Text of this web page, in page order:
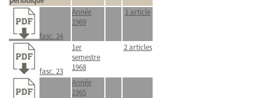
fasc. 24
Année
1969
1 article
fasc. 23
1er
semestre
1968
2 articles
Année
1965